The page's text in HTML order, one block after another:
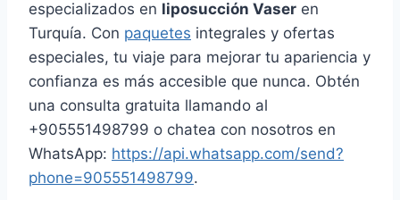
especializados en liposucción Vaser en
Turquía. Con paquetes integrales y ofertas
especiales, tu viaje para mejorar tu apariencia y
confianza es más accesible que nunca. Obtén
una consulta gratuita llamando al
+905551498799 o chatea con nosotros en
WhatsApp: https://api.whatsapp.com/send?
phone=905551498799.